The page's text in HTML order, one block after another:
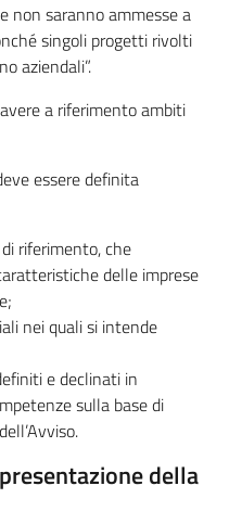
non saranno ammesse a
singoli progetti rivolti
aziendali”.
a riferimento ambiti
essere definita
riferimento, che
delle imprese
nei quali si intende
e declinati in
sulla base di
della